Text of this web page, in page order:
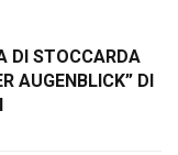
DI STOCCARDA
AUGENBLICK” DI